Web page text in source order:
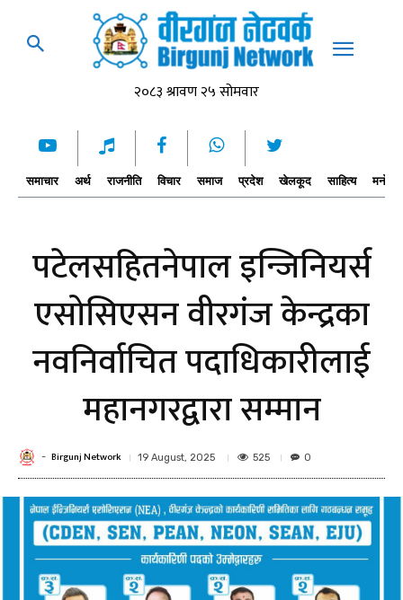
समाचार अर्थ राजनीति विचार समाज प्रदेश खेलकूद साहित्य
पटेलसहितनेपाल इन्जिनियर्स
एसोसिएसन वीरगंज केन्द्रका
नवनिर्वाचित पदाधिकारीलाई
महानगरद्वारा सम्मान
- Birgunj Network 19 August, 2025 525 0